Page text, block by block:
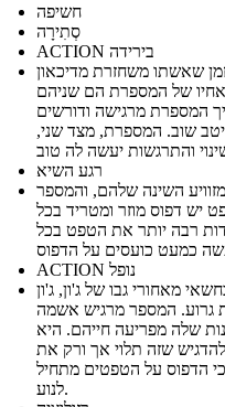
חשיפה
סְתִירָה
ACTION בירידה
שאשתו משחזרת מדיכאון
של המספרת הם שניהם
המספרת מרגישה ודורשים
שוב. המספרת, מצד שני,
רגע השיא
השינה שלהם, והמספר
יש דפוס מוזר ומטריד בכל
רבה יותר את הטפט בכל
ACTION נופל
מאחורי גבו של ג'ון, ג'ון
גרוע. המספר מרגיש אשמה
שלה מפריעה חייהם. היא
שזה תלוי אך ורק את
הדפוס על הטפטים מתחיל
לנוע.